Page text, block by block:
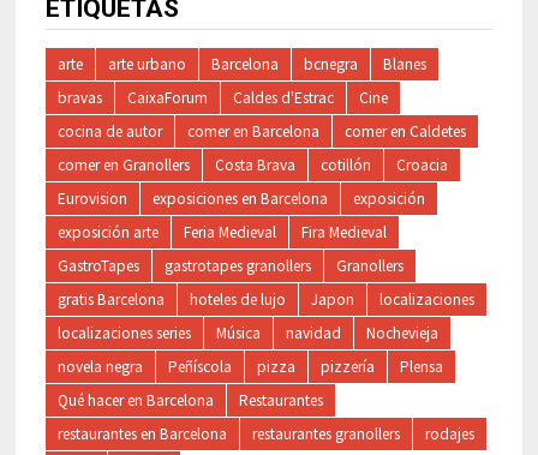
ETIQUETAS
arte arte urbano Barcelona bcnegra
Blanes
bravas
CaixaForum Caldes d'Estrac
Cine
cocina de autor
comer en Barcelona
comer en Caldetes
comer en Granollers
Costa Brava cotillón
Croacia
Eurovision
exposiciones en Barcelona
exposición
exposición arte
Feria Medieval
Fira Medieval
GastroTapes
gastrotapes granollers
Granollers
gratis Barcelona
hoteles de lujo Japon
localizaciones
localizaciones series
Música navidad
Nochevieja
novela negra
Peñíscola pizza pizzería
Plensa
Qué hacer en Barcelona
Restaurantes
restaurantes en Barcelona
restaurantes granollers
rodajes